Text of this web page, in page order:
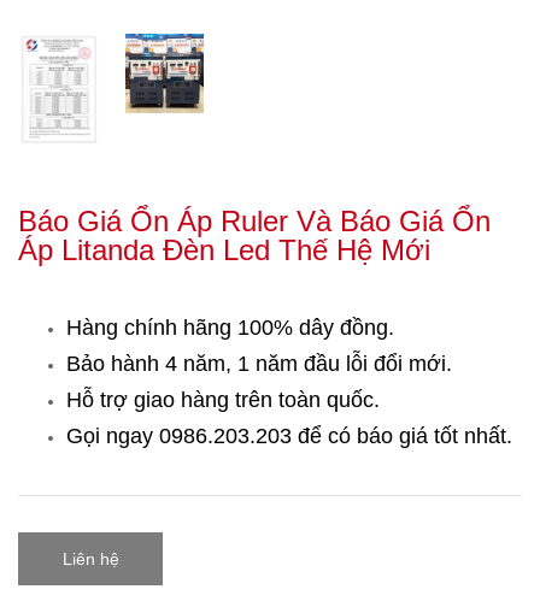
Báo Giá Ổn Áp Ruler Và Báo Giá Ổn
Áp Litanda Đèn Led Thế Hệ Mới
Hàng chính hãng 100% dây đồng.
Bảo hành 4 năm, 1 năm đầu lỗi đổi mới.
Hỗ trợ giao hàng trên toàn quốc.
Gọi ngay 0986.203.203 để có báo giá tốt nhất.
Liên hệ